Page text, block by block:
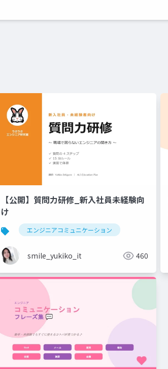
【公開】質問力研修_新入社員未経験向
け
エンジニアコミュニケーション
smile_yukiko_it 460